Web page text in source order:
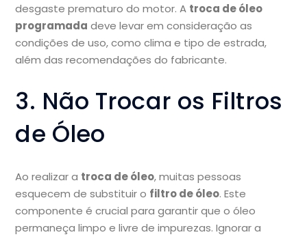
desgaste prematuro do motor. A troca de óleo
programada deve levar em consideração as
condições de uso, como clima e tipo de estrada,
além das recomendações do fabricante.
3. Não Trocar os Filtros
de Óleo
Ao realizar a troca de óleo, muitas pessoas
esquecem de substituir o filtro de óleo. Este
componente é crucial para garantir que o óleo
permaneça limpo e livre de impurezas. Ignorar a